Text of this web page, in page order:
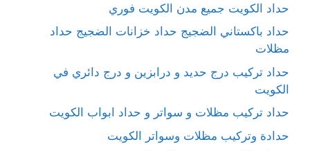
حداد الكويت جميع مدن الكويت فوري
حداد باكستاني الضجيج حداد خزانات الضجيج حداد
مظلات
حداد تركيب درج حديد و درابزين و درج دائري في
الكويت
حداد تركيب مظلات و سواتر و حداد ابواب الكويت
حدادة وتركيب مظلات وسواتر الكويت